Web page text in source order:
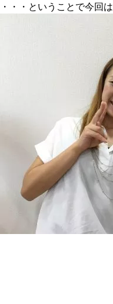
・・・ということで今回は